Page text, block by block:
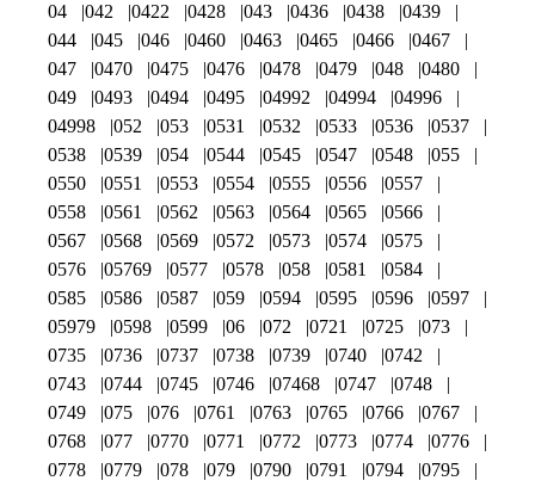
04
042 0422 0428 043 0436 0438
0439
044
045 046 0460 0463 0465 0466
0467
047
0470 0475 0476 0478 0479 048
0480
049
0493 0494 0495 04992 04994
04996
04998
052 053 0531 0532 0533 0536
0537
0538
0539 054 0544 0545 0547 0548
055
0550
0551 0553 0554 0555 0556
0557
0558
0561 0562 0563 0564 0565
0566
0567
0568 0569 0572 0573 0574
0575
0576
05769 0577 0578 058 0581
0584
0585
0586 0587 059 0594 0595 0596
0597
05979
0598 0599 06 072 0721 0725
073
0735
0736 0737 0738 0739 0740
0742
0743
0744 0745 0746 07468 0747
0748
0749
075 076 0761 0763 0765 0766
0767
0768
077 0770 0771 0772 0773 0774
0776
0778
0779 078 079 0790 0791 0794
0795